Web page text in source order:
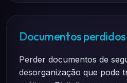
Documentos perdidos
Perder documentos de
desorganização que pode